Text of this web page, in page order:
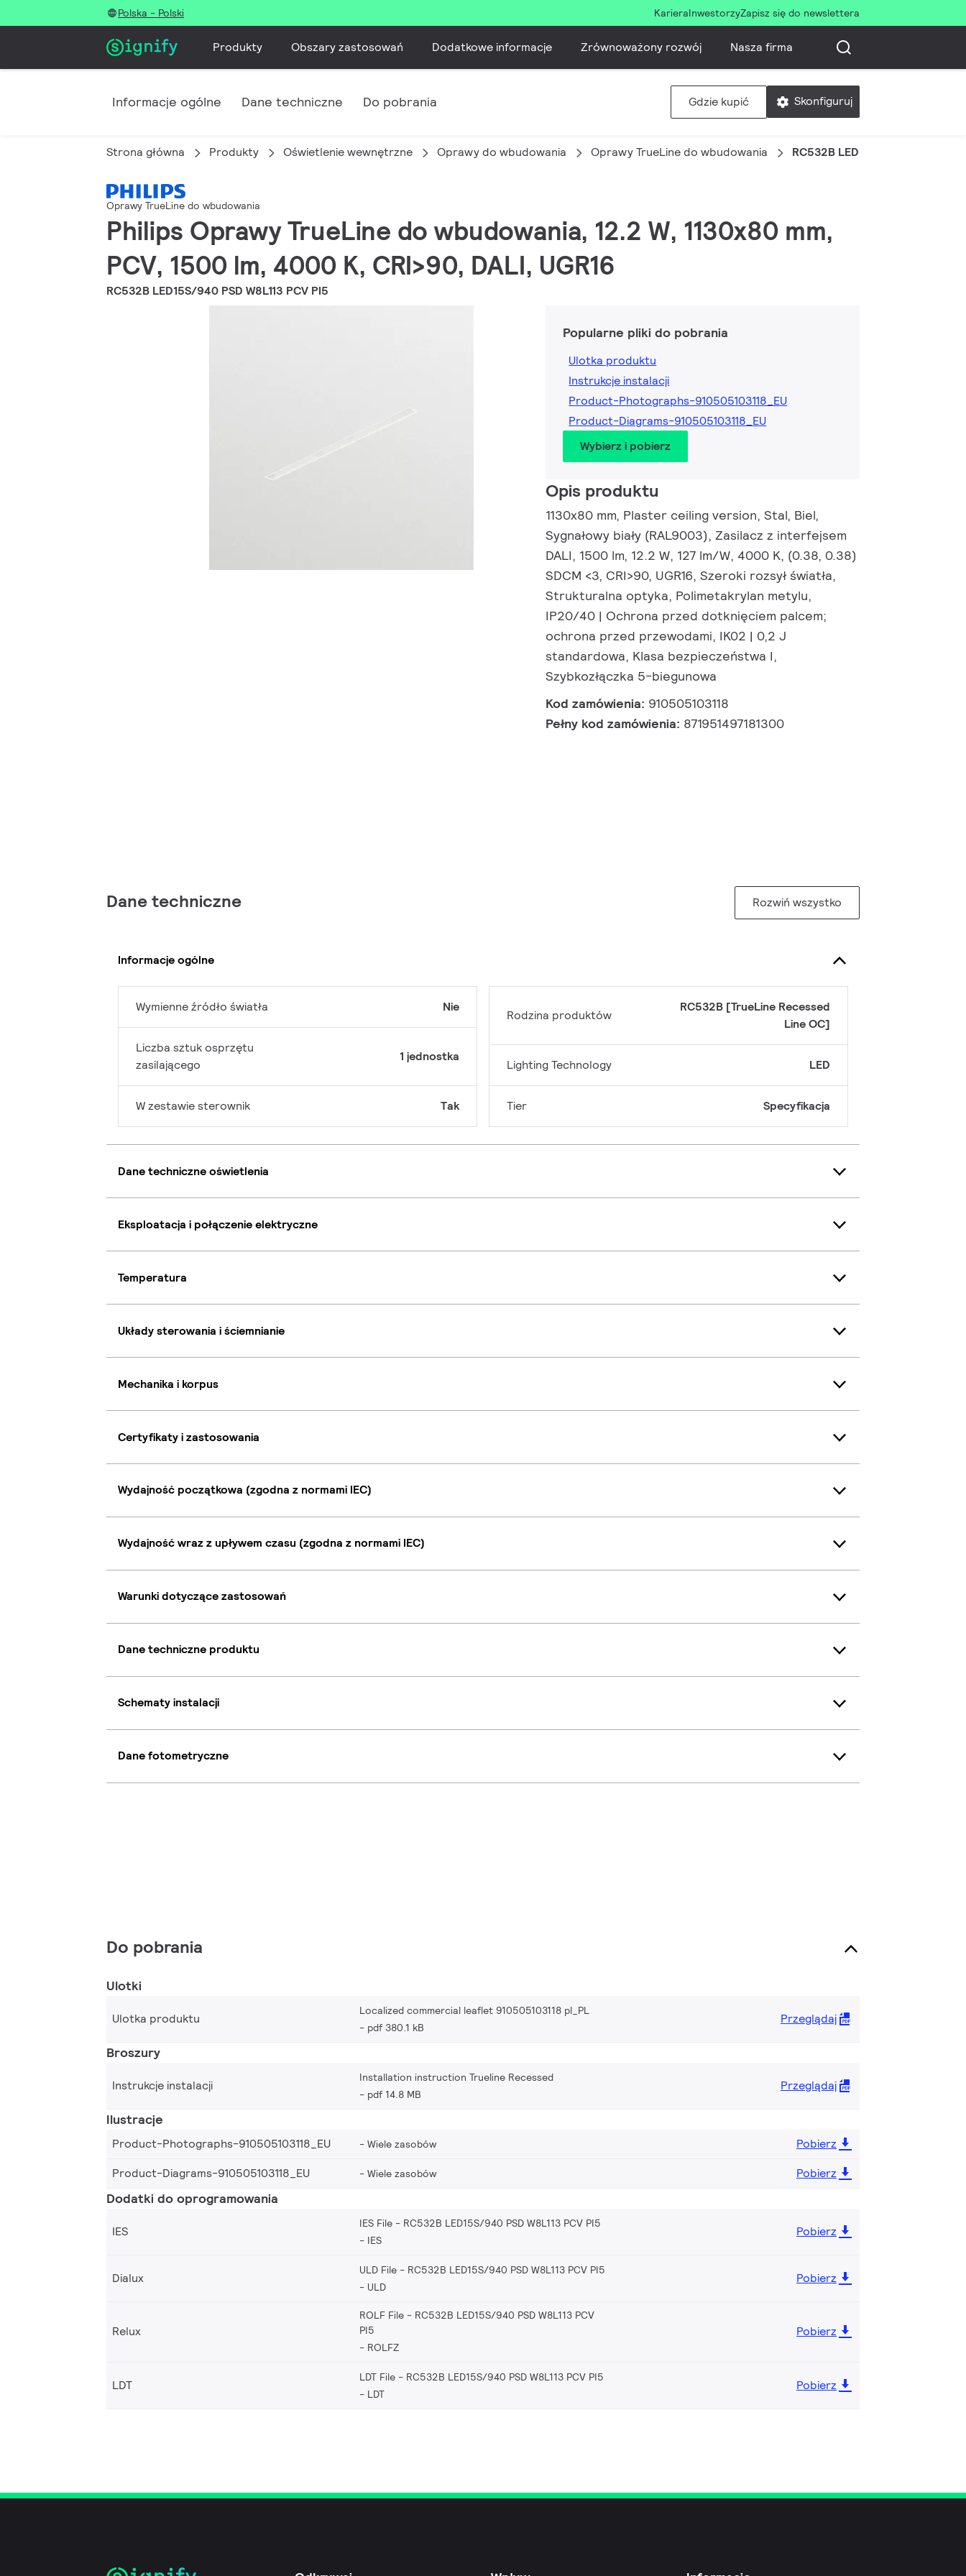
Polska - Polski KarieraInwestorzyZapisz się do newslettera
Produkty Obszary zastosowań Dodatkowe informacje Zrównoważony rozwój Nasza firma
Informacje ogólne Dane techniczne Do pobrania Gdzie kupić Skonfiguruj
Strona główna Produkty Oświetlenie wewnętrzne Oprawy do wbudowania Oprawy TrueLine do wbudowania RC532B LED15S/940 PSD
Oprawy TrueLine do wbudowania
Philips Oprawy TrueLine do wbudowania, 12.2 W, 1130x80 mm,
PCV, 1500 lm, 4000 K, CRI>90, DALI, UGR16
RC532B LED15S/940 PSD W8L113 PCV PI5
Popularne pliki do pobrania
Ulotka produktu
Instrukcje instalacji
Product-Photographs-910505103118_EU
Product-Diagrams-910505103118_EU
Wybierz i pobierz
Opis produktu
1130x80 mm, Plaster ceiling version, Stal, Biel,
Sygnałowy biały (RAL9003), Zasilacz z interfejsem
DALI, 1500 lm, 12.2 W, 127 lm/W, 4000 K, (0.38, 0.38)
SDCM <3, CRI>90, UGR16, Szeroki rozsył światła,
Strukturalna optyka, Polimetakrylan metylu,
IP20/40 | Ochrona przed dotknięciem palcem;
ochrona przed przewodami, IK02 | 0,2 J
standardowa, Klasa bezpieczeństwa I,
Szybkozłączka 5-biegunowa
Kod zamówienia: 910505103118
Pełny kod zamówienia: 871951497181300
Dane techniczne Rozwiń wszystko
Informacje ogólne
Wymienne źródło światła Nie
Liczba sztuk osprzętu
zasilającego
1 jednostka
W zestawie sterownik Tak
Rodzina produktów
RC532B [TrueLine Recessed
Line OC]
Lighting Technology LED
Tier Specyfikacja
Dane techniczne oświetlenia
Eksploatacja i połączenie elektryczne
Temperatura
Układy sterowania i ściemnianie
Mechanika i korpus
Certyfikaty i zastosowania
Wydajność początkowa (zgodna z normami IEC)
Wydajność wraz z upływem czasu (zgodna z normami IEC)
Warunki dotyczące zastosowań
Dane techniczne produktu
Schematy instalacji
Dane fotometryczne
Do pobrania
Ulotki
Ulotka produktu
Localized commercial leaflet 910505103118 pl_PL
pdf 380.1 kB
Przeglądaj
Broszury
Instrukcje instalacji
Installation instruction Trueline Recessed
pdf 14.8 MB
Przeglądaj
Ilustracje
Product-Photographs-910505103118_EU Wiele zasobów
Pobierz
Product-Diagrams-910505103118_EU
Wiele zasobów Pobierz
Dodatki do oprogramowania
IES
IES File - RC532B LED15S/940 PSD W8L113 PCV PI5
IES
Pobierz
Dialux
ULD File - RC532B LED15S/940 PSD W8L113 PCV PI5
ULD
Pobierz
Relux
ROLF File - RC532B LED15S/940 PSD W8L113 PCV
PI5
ROLFZ
Pobierz
LDT
LDT File - RC532B LED15S/940 PSD W8L113 PCV PI5
LDT
Pobierz